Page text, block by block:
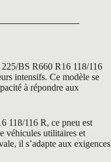
BS R660 R16 118/116
intensifs. Ce modèle se
à répondre aux
118/116 R, ce pneu est
véhicules utilitaires et
il s’adapte aux exigences